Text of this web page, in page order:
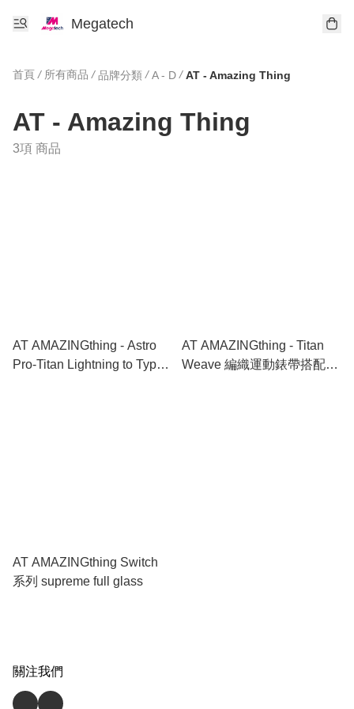
Megatech
首頁 / 所有商品 / 品牌分類 / A - D / AT - Amazing Thing
AT - Amazing Thing
3項 商品
AT AMAZINGthing - Astro
Pro-Titan Lightning to Type-
AT AMAZINGthing - Titan
Weave 編織運動錶帶搭配
AT AMAZINGthing Switch
系列 supreme full glass
關注我們